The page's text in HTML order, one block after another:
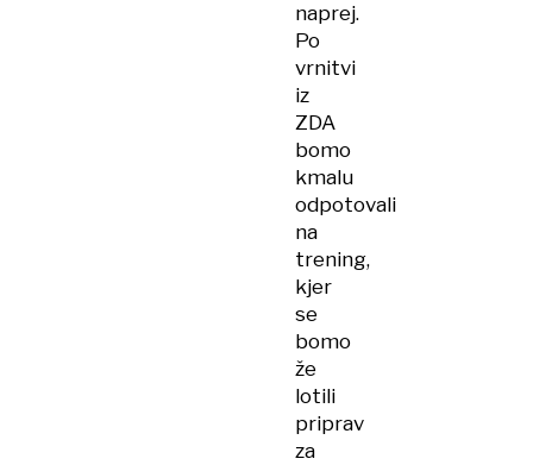
naprej.
Po
vrnitvi
iz
ZDA
bomo
kmalu
odpotovali
na
trening,
kjer
se
bomo
že
lotili
priprav
za